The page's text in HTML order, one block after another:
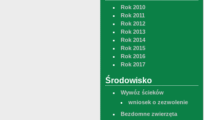
Rok 2010
Rok 2011
Rok 2012
Rok 2013
Rok 2014
Rok 2015
Rok 2016
Rok 2017
Środowisko
Wywóz ścieków
wniosek o zezwolenie
Bezdomne zwierzęta